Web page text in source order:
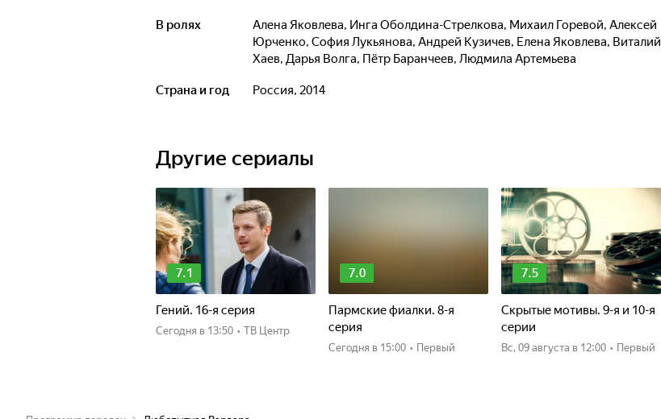
В ролях Алена Яковлева, Инга Оболдина-Стрелкова, Михаил Горевой, Алексей
Юрченко, София Лукьянова, Андрей Кузичев, Елена Яковлева, Виталий
Хаев, Дарья Волга, Пётр Баранчеев, Людмила Артемьева
Страна и год Россия, 2014
Другие сериалы
7.1
Гений. 16-я серия
Сегодня в 13:50 • ТВ Центр
7.0
Пармские фиалки. 8-я
серия
Сегодня в 15:00 • Первый
7.5
Скрытые мотивы. 9-я и 10-я
серии
вс, 09 августа в 12:00 • Первый